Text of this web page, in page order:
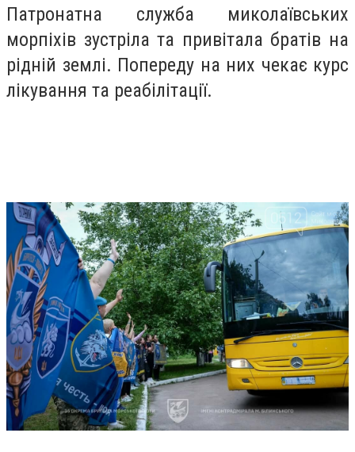
Патронатна служба миколаївських
морпіхів зустріла та привітала братів на
рідній землі. Попереду на них чекає курс
лікування та реабілітації.